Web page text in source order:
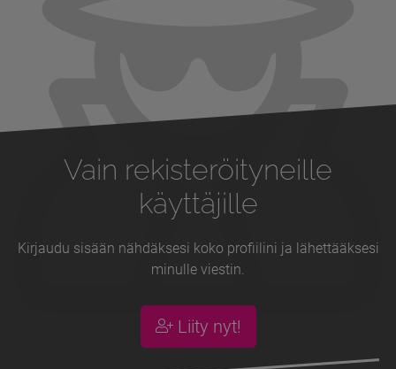
Vain rekisteröityneille
käyttäjille
Kirjaudu sisään nähdäksesi koko profiilini ja lähettääksesi
minulle viestin.
Liity nyt!